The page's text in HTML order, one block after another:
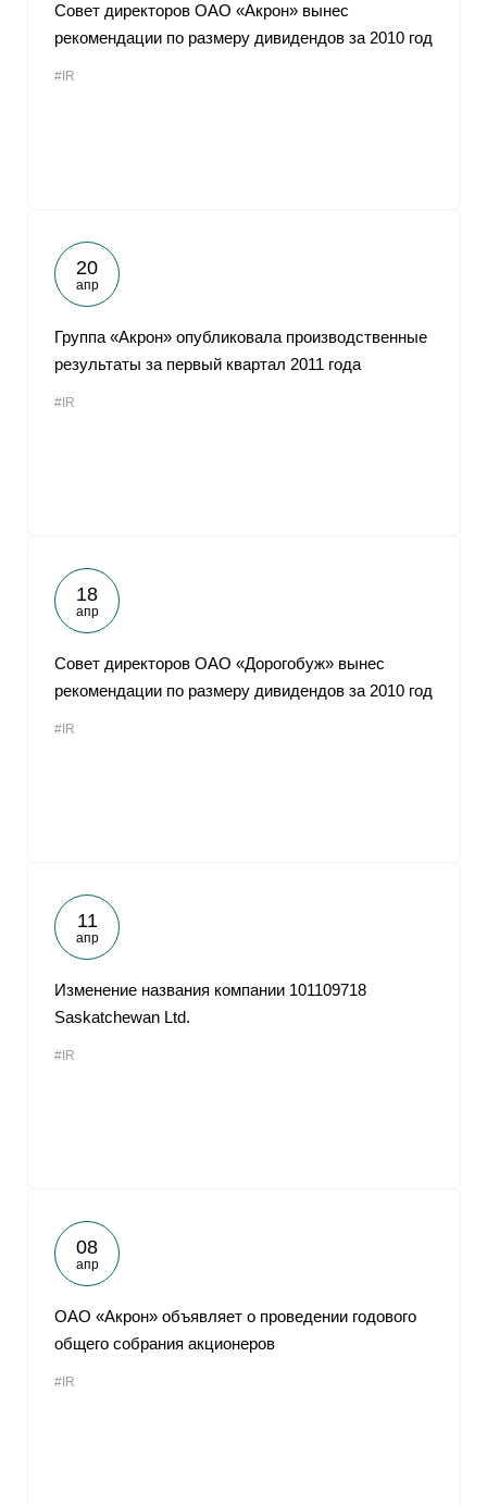
Совет директоров ОАО «Акрон» вынес
рекомендации по размеру дивидендов за 2010 год
#IR
20
апр
Группа «Акрон» опубликовала производственные
результаты за первый квартал 2011 года
#IR
18
апр
Совет директоров ОАО «Дорогобуж» вынес
рекомендации по размеру дивидендов за 2010 год
#IR
11
апр
Изменение названия компании 101109718
Saskatchewan Ltd.
#IR
08
апр
ОАО «Акрон» объявляет о проведении годового
общего собрания акционеров
#IR